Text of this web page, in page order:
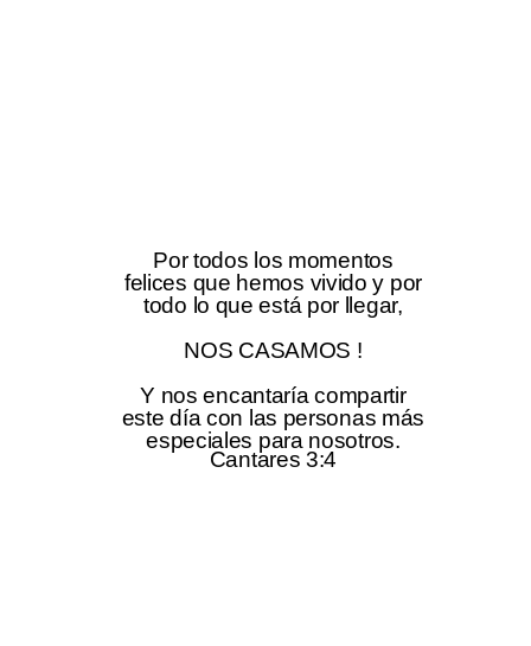
Por todos los momentos
felices que hemos vivido y por
todo lo que está por llegar,
NOS CASAMOS !
Y nos encantaría compartir
este día con las personas más
especiales para nosotros.
Cantares 3:4